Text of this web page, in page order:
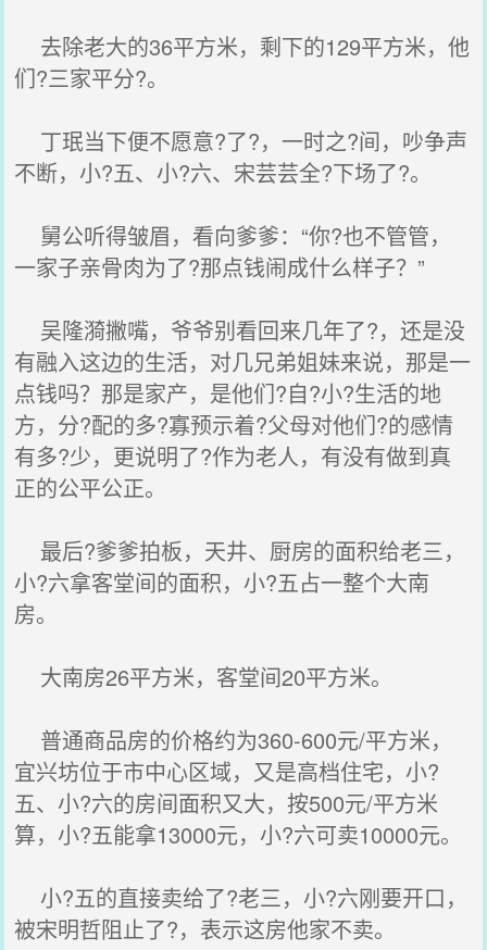
去除老大的36平方米，剩下的129平方米，他
们?三家平分?。
丁珉当下便不愿意?了?，一时之?间，吵争声
不断，小?五、小?六、宋芸芸全?下场了?。
舅公听得皱眉，看向爹爹：“你?也不管管，
一家子亲骨肉为了?那点钱闹成什么样子？”
吴隆漪撇嘴，爷爷别看回来几年了?，还是没
有融入这边的生活，对几兄弟姐妹来说，那是一
点钱吗？那是家产，是他们?自?小?生活的地
方，分?配的多?寡预示着?父母对他们?的感情
有多?少，更说明了?作为老人，有没有做到真
正的公平公正。
最后?爹爹拍板，天井、厨房的面积给老三，
小?六拿客堂间的面积，小?五占一整个大南
房。
大南房26平方米，客堂间20平方米。
普通商品房的价格约为360-600元/平方米，
宜兴坊位于市中心区域，又是高档住宅，小?
五、小?六的房间面积又大，按500元/平方米
算，小?五能拿13000元，小?六可卖10000元。
小?五的直接卖给了?老三，小?六刚要开口，
被宋明哲阻止了?，表示这房他家不卖。